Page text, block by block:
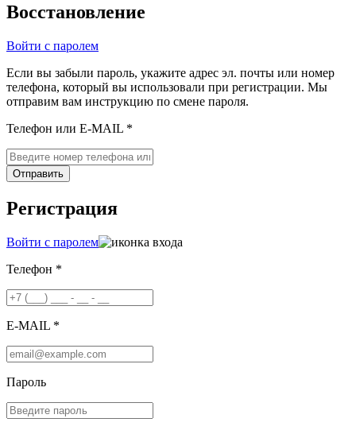
Восстановление
Войти с паролем
Если вы забыли пароль, укажите адрес эл. почты или номер
телефона, который вы использовали при регистрации. Мы
отправим вам инструкцию по смене пароля.
Телефон или E-MAIL *
Отправить
Регистрация
Войти с паролем
Телефон *
E-MAIL *
Пароль